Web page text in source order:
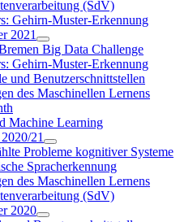
(SdV)
Gehirn-Muster-Erkennung
2021
Big Data Challenge
Gehirn-Muster-Erkennung
und Benutzerschnittstellen
des Maschinellen Lernens
Machine Learning
21
Probleme kognitiver Systeme
Spracherkennung
des Maschinellen Lernens
(SdV)
2020